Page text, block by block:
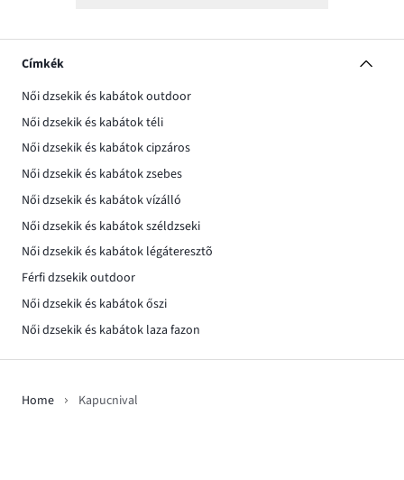
Címkék
Női dzsekik és kabátok outdoor
Női dzsekik és kabátok téli
Női dzsekik és kabátok cipzáros
Női dzsekik és kabátok zsebes
Női dzsekik és kabátok vízálló
Női dzsekik és kabátok széldzseki
Női dzsekik és kabátok légáteresztõ
Férfi dzsekik outdoor
Női dzsekik és kabátok őszi
Női dzsekik és kabátok laza fazon
Home Kapucnival